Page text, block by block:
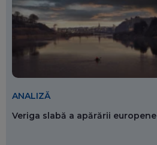
ANALIZĂ
Veriga slabă a apărării europene